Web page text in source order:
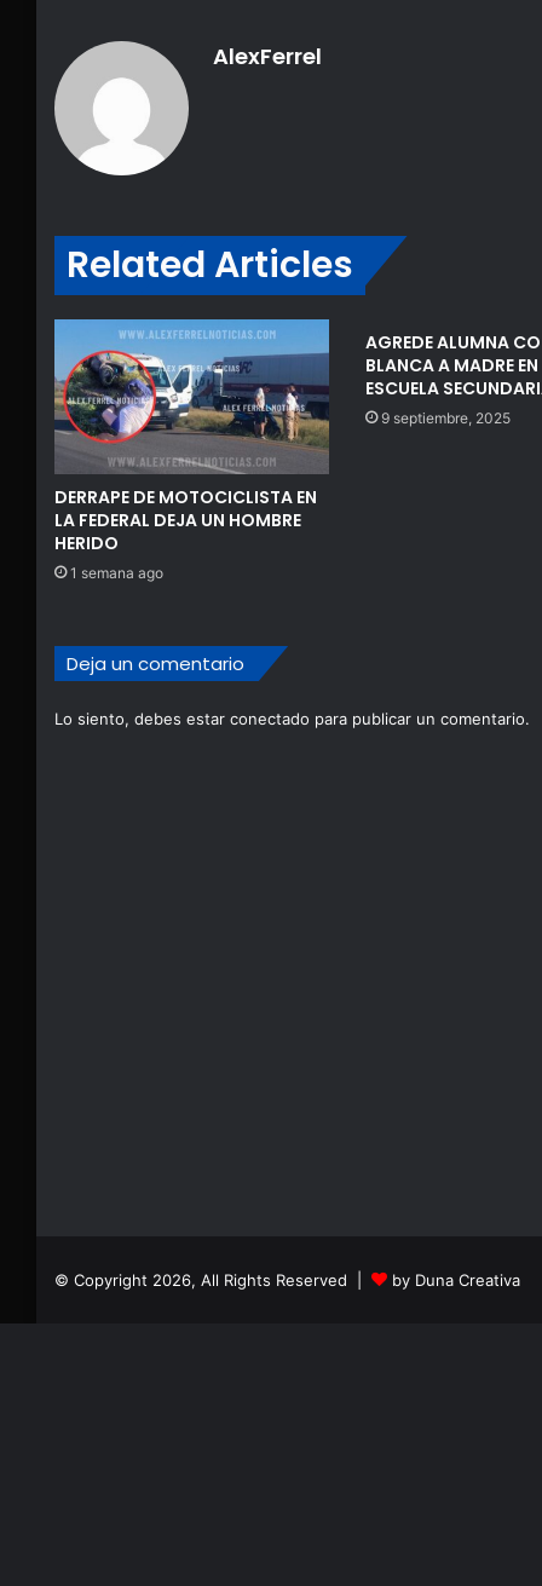
AlexFerrel
Related Articles
DERRAPE DE MOTOCICLISTA EN
LA FEDERAL DEJA UN HOMBRE
HERIDO
1 semana ago
AGREDE ALUMNA
BLANCA A MADRE EN
ESCUELA
9 septiembre, 2025
Deja un comentario
Lo siento, debes estar conectado para publicar un comentario.
© Copyright 2026, All Rights Reserved | by Duna Creativa